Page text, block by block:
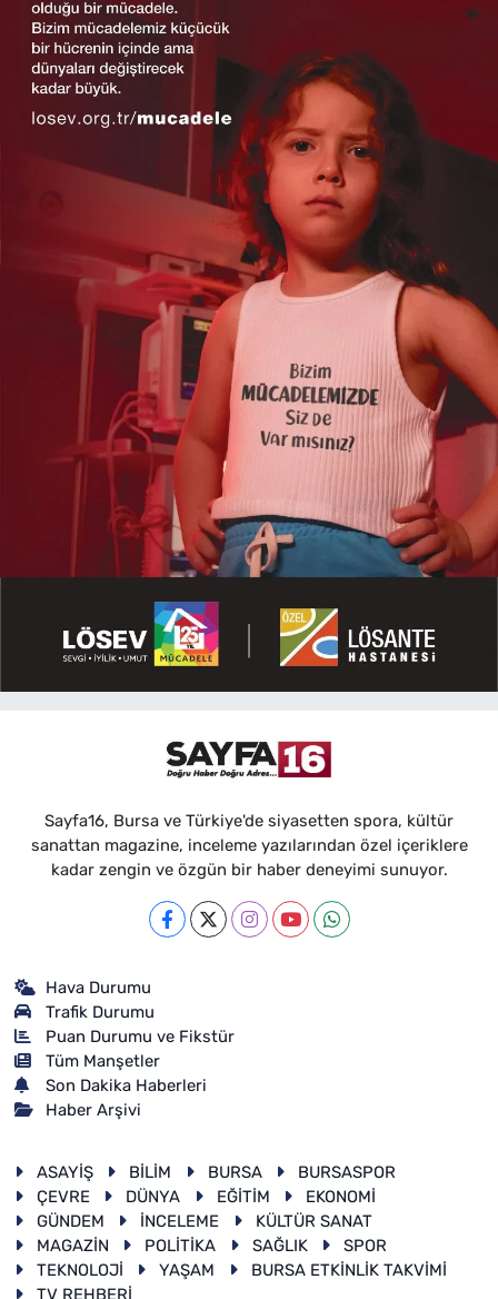
Sayfa16, Bursa ve Türkiye'de siyasetten spora, kültür
sanattan magazine, inceleme yazılarından özel içeriklere
kadar zengin ve özgün bir haber deneyimi sunuyor.
Hava Durumu
Trafik Durumu
Puan Durumu ve Fikstür
Tüm Manşetler
Son Dakika Haberleri
Haber Arşivi
ASAYİŞ BİLİM BURSA
BURSASPOR
ÇEVRE
DÜNYA EĞİTİM
EKONOMİ
GÜNDEM
İNCELEME
KÜLTÜR SANAT
MAGAZİN
POLİTİKA SAĞLIK
SPOR
TEKNOLOJİ
YAŞAM
BURSA ETKİNLİK TAKVİMİ
TV REHBERİ